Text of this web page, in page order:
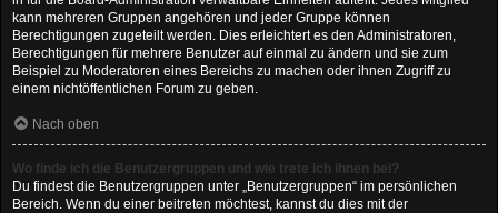
kann mehreren Gruppen angehören und jeder Gruppe können
Berechtigungen zugeteilt werden. Dies erleichtert es den Administratoren,
Berechtigungen für mehrere Benutzer auf einmal zu ändern und sie zum
Beispiel zu Moderatoren eines Bereichs zu machen oder ihnen Zugriff zu
einem nichtöffentlichen Forum zu geben.
Nach oben
Wo finde ich die Benutzergruppen und wie trete ich ihnen bei?
Du findest die Benutzergruppen unter „Benutzergruppen“ im persönlichen
Bereich. Wenn du einer beitreten möchtest, kannst du dies mit der